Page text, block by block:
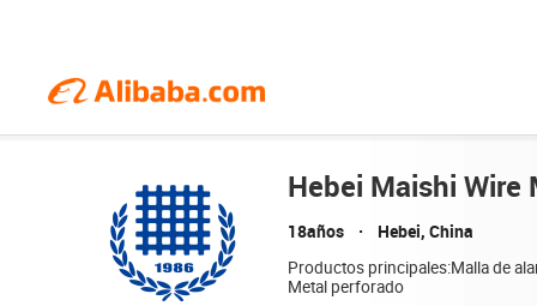
Hebei Maishi Wire
18años Hebei, China
Productos principales:Malla de
Metal perforado